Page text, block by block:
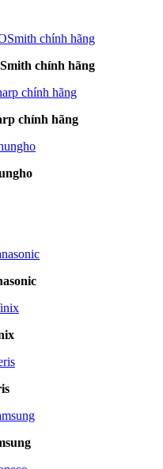
chính hãng
chính hãng